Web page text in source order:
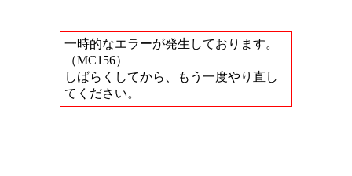
一時的なエラーが発生しております。
（MC156）
しばらくしてから、もう一度やり直し
てください。